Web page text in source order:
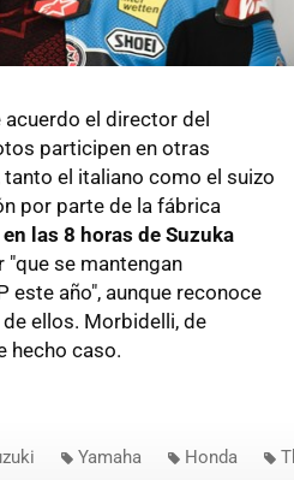
acuerdo el director del
participen en otras
el italiano como el suizo
por parte de la fábrica
las 8 horas de Suzuka
"que se mantengan
este año", aunque reconoce
ellos. Morbidelli, de
hecho caso.
Yamaha Honda